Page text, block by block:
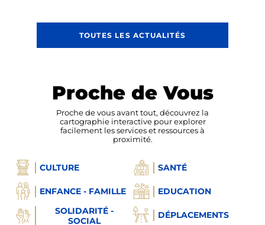
TOUTES LES ACTUALITÉS
Proche de Vous
Proche de vous avant tout, découvrez la
cartographie interactive pour explorer
facilement les services et ressources à
proximité.
CULTURE SANTÉ
ENFANCE - FAMILLE
EDUCATION
SOLIDARITÉ -
SOCIAL
DÉPLACEMENTS